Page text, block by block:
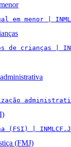
em menor |
de crianças |
(FSI) |
(FMJ)